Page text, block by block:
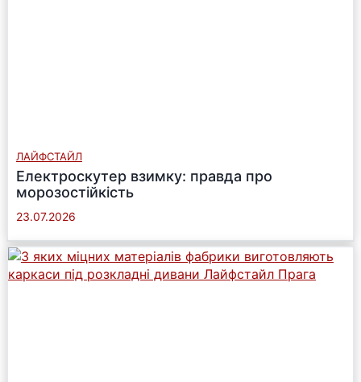
ЛАЙФСТАЙЛ
Електроскутер взимку: правда про
морозостійкість
23.07.2026